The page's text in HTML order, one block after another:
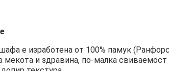
е изработена от 100% памук
мекота и здравина, по-малка